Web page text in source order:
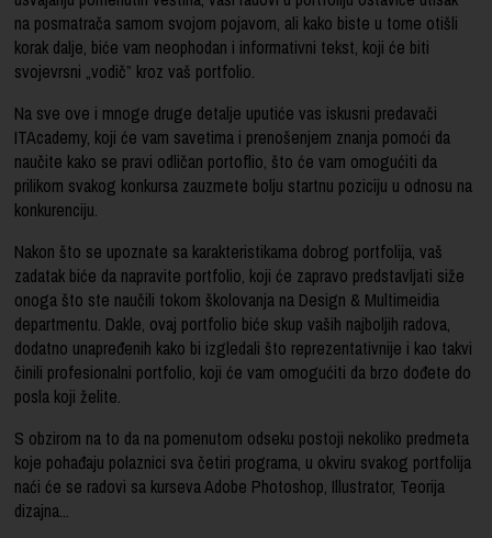
na posmatrača samom svojom pojavom, ali kako biste u tome otišli
korak dalje, biće vam neophodan i informativni tekst, koji će biti
svojevrsni „vodič” kroz vaš portfolio.
Na sve ove i mnoge druge detalje uputiće vas iskusni predavači
ITAcademy, koji će vam savetima i prenošenjem znanja pomoći da
naučite kako se pravi odličan portoflio, što će vam omogućiti da
prilikom svakog konkursa zauzmete bolju startnu poziciju u odnosu na
konkurenciju.
Nakon što se upoznate sa karakteristikama dobrog portfolija, vaš
zadatak biće da napravite portfolio, koji će zapravo predstavljati siže
onoga što ste naučili tokom školovanja na Design & Multimeidia
departmentu. Dakle, ovaj portfolio biće skup vaših najboljih radova,
dodatno unapređenih kako bi izgledali što reprezentativnije i kao takvi
činili profesionalni portfolio, koji će vam omogućiti da brzo dođete do
posla koji želite.
S obzirom na to da na pomenutom odseku postoji nekoliko predmeta
koje pohađaju polaznici sva četiri programa, u okviru svakog portfolija
naći će se radovi sa kursevaAdobe Photoshop, Illustrator, Teorija
dizajna...